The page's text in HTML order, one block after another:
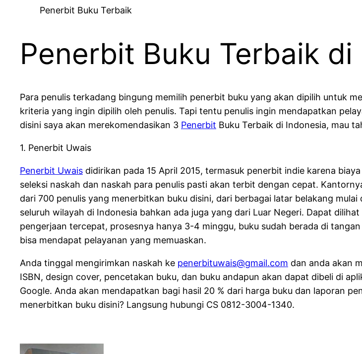
Penerbit Buku Terbaik
Penerbit Buku Terbaik di
Para penulis terkadang bingung memilih penerbit buku yang akan dipilih untuk
kriteria yang ingin dipilih oleh penulis. Tapi tentu penulis ingin mendapatkan
disini saya akan merekomendasikan 3 Penerbit Buku Terbaik di Indonesia, mau
1. Penerbit Uwais
Penerbit Uwais didirikan pada 15 April 2015, termasuk penerbit indie karena
seleksi naskah dan naskah para penulis pasti akan terbit dengan cepat.
dari 700 penulis yang menerbitkan buku disini, dari berbagai latar belakang
seluruh wilayah di Indonesia bahkan ada juga yang dari Luar Negeri. Dapat
pengerjaan tercepat, prosesnya hanya 3-4 minggu, buku sudah berada di
bisa mendapat pelayanan yang memuaskan.
Anda tinggal mengirimkan naskah ke penerbituwais@gmail.com dan anda akan
ISBN, design cover, pencetakan buku, dan buku andapun akan dapat dibeli di
Google. Anda akan mendapatkan bagi hasil 20 % dari harga buku dan laporan
menerbitkan buku disini? Langsung hubungi CS 0812-3004-1340.